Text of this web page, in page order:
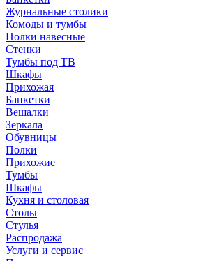
Журнальные столики
Комоды и тумбы
Полки навесные
Стенки
Тумбы под ТВ
Шкафы
Прихожая
Банкетки
Вешалки
Зеркала
Обувницы
Полки
Прихожие
Тумбы
Шкафы
Кухня и столовая
Столы
Стулья
Распродажа
Услуги и сервис